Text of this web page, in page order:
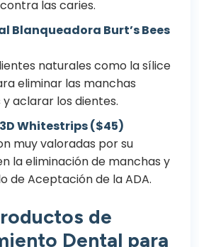
las caries.
Blanqueadora Burt’s Bees
naturales como la sílice
eliminar las manchas
aclarar los dientes.
Whitestrips ($45)
muy valoradas por su
la eliminación de manchas y
de Aceptación de la ADA.
de
Dental para